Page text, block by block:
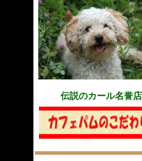
伝説のカール名誉